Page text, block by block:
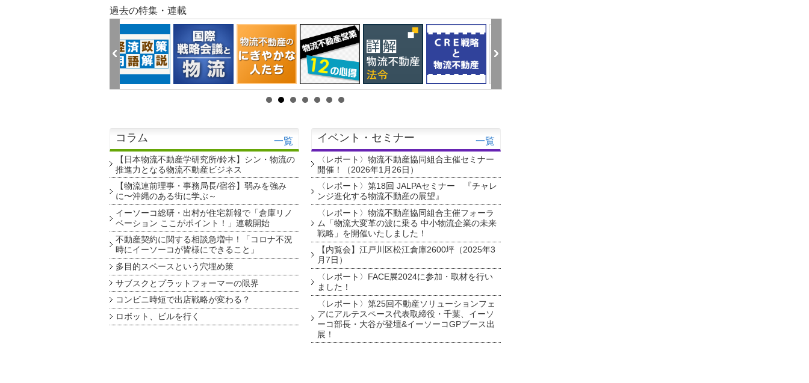
過去の特集・連載
コラム 一覧
【日本物流不動産学研究所/鈴木】シン・物流の
推進力となる物流不動産ビジネス
【物流連前理事・事務局長/宿谷】弱みを強み
に〜沖縄のある街に学ぶ～
イーソーコ総研・出村が住宅新報で「倉庫リノ
ベーション ここがポイント！」連載開始
不動産契約に関する相談急増中！「コロナ不況
時にイーソーコが皆様にできること」
多目的スペースという穴埋め策
サブスクとプラットフォーマーの限界
コンビニ時短で出店戦略が変わる？
ロボット、ビルを行く
イベント・セミナー 一覧
〈レポート〉物流不動産協同組合主催セミナー
開催！（2026年1月26日）
〈レポート〉第18回 JALPAセミナー 『チャレ
ンジ進化する物流不動産の展望』
〈レポート〉物流不動産協同組合主催フォーラ
ム「物流大変革の波に乗る 中小物流企業の未来
戦略」を開催いたしました！
【内覧会】江戸川区松江倉庫2600坪（2025年3
月7日）
〈レポート〉FACE展2024に参加・取材を行い
ました！
〈レポート〉第25回不動産ソリューションフェ
アにアルテスペース代表取締役・千葉、イーソ
ーコ部長・大谷が登壇&イーソーコGPブース出
展！